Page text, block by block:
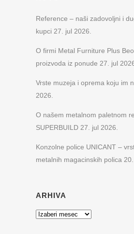
Reference – naši zadovoljni i
kupci 27. jul 2026.
O firmi Metal Furniture Plus
proizvoda iz ponude 27. jul
Vrste muzeja i oprema koju im
2026.
O našem metalnom paletnom
SUPERBUILD 27. jul 2026.
Konzolne police UNICANT –
metalnih magacinskih polica
ARHIVA
Arhiva